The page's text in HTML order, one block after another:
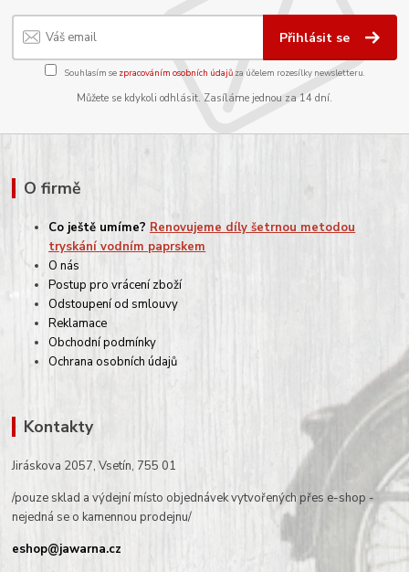
Přihlásit se
Souhlasím se zpracováním osobních údajůza účelem rozesílky newsletteru.
Můžete se kdykoli odhlásit. Zasíláme jednou za 14 dní.
O firmě
Co ještě umíme? Renovujeme díly šetrnou metodou
tryskání vodním paprskem
O nás
Postup pro vrácení zboží
Odstoupení od smlouvy
Reklamace
Obchodní podmínky
Ochrana osobních údajů
Kontakty
Jiráskova 2057, Vsetín, 755 01
/pouze sklad a výdejní místo objednávek vytvořených přes e-shop -
nejedná se o kamennou prodejnu/
eshop@jawarna.cz